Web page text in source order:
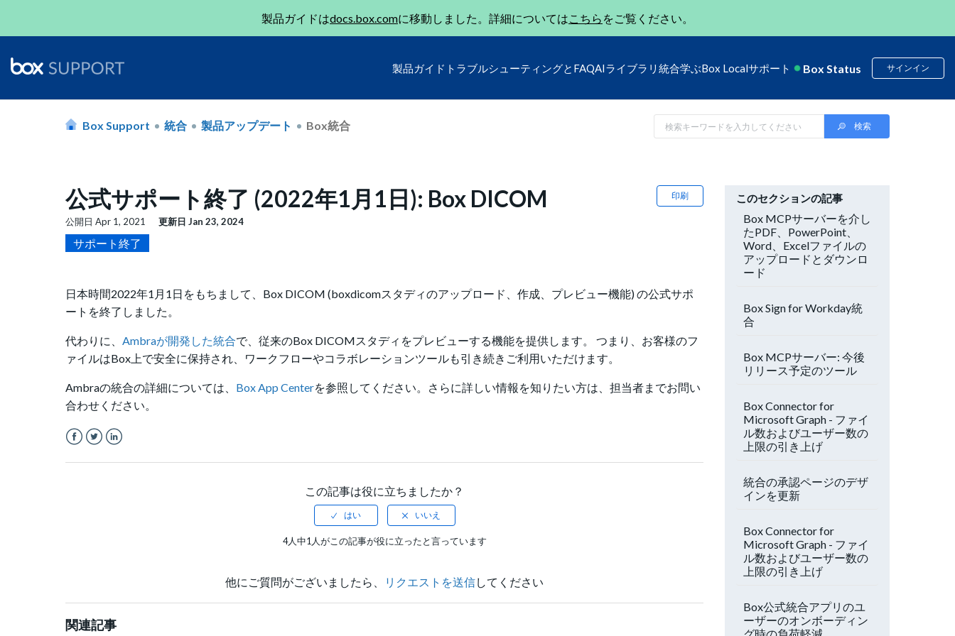
製品ガイドはdocs.box.comに移動しました。詳細についてはこちら をご覧ください。
製品ガイド トラブルシューティングとFAQAIライブラリ 統合学ぶBox Localサポート Box Status サインイン
Box Support 統合 製品アップデート Box統合
印刷
公式サポート終了 (2022年1月1日): Box DICOM
公開日 Apr 1, 2021 更新日 Jan 23, 2024
サポート終了
日本時間2022年1月1日をもちまして、Box DICOM (boxdicomスタディのアップロード、作成、プレビュー機能) の公式サポ
ートを終了しました。
代わりに、 Ambraが開発した統合で、従来のBox DICOMスタディをプレビューする機能を提供します。 つまり、お客様のフ
ァイルはBox上で安全に保持され、ワークフローやコラボレーションツールも引き続きご利用いただけます。
Ambraの統合の詳細については、 Box App Centerを参照してください。さらに詳しい情報を知りたい方は、担当者までお問い
合わせください。
この記事は役に立ちましたか？
4人中1人がこの記事が役に立ったと言っています
他にご質問がございましたら、 リクエストを送信してください
関連記事
このセクションの記事
Box MCPサーバーを介し
たPDF、PowerPoint、
Word、Excelファイルの
アップロードとダウンロ
ード
Box Sign for Workday統
合
Box MCPサーバー: 今後
リリース予定のツール
Box Connector for
Microsoft Graph - ファイ
ル数およびユーザー数の
上限の引き上げ
統合の承認ページのデザ
インを更新
Box Connector for
Microsoft Graph - ファイ
ル数およびユーザー数の
上限の引き上げ
Box公式統合アプリのユ
ーザーのオンボーディン